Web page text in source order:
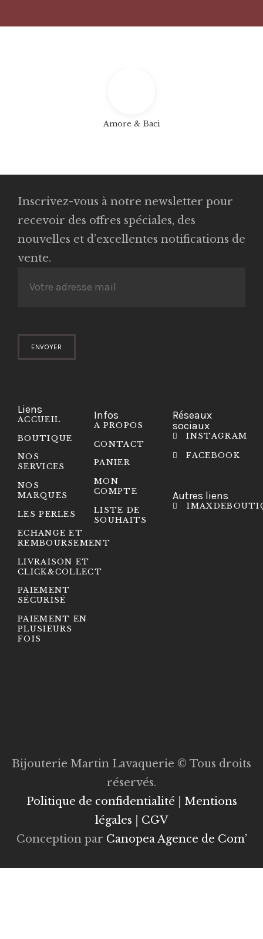
Amore & Baci
Inscrivez-vous à notre newsletter pour
recevoir des offres spéciales, des
nouvelles et d’excellentes notifications de
vente.
Liens
ACCUEIL
BOUTIQUE
NOS
SERVICES
NOS
MARQUES
LES PERLES
ECHANGE ET
REMBOURSEMENT
LIVRAISON ET
CLICK&COLLECT
PAIEMENT
SÉCURISÉ
PAIEMENT EN
PLUSIEURS
FOIS
Infos
A PROPOS
CONTACT
PANIER
MON
COMPTE
LISTE DE
SOUHAITS
Réseaux
sociaux
INSTAGRAM
FACEBOOK
Autres liens
Bijouterie Martin Lavaquerie © Tous droits
réservés.
Politique de confidentialité
Mentions
légales
CGV
Conception par Canopea Agence de Com’